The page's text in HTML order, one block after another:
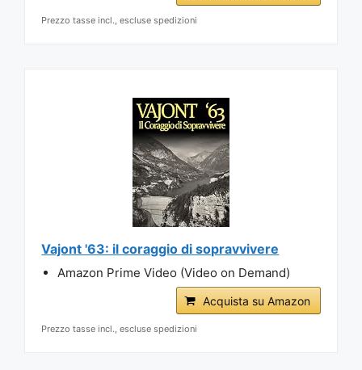
Prezzo tasse incl., escluse spedizioni
Vajont '63: il coraggio di sopravvivere
Amazon Prime Video (Video on Demand)
Acquista su Amazon
Prezzo tasse incl., escluse spedizioni